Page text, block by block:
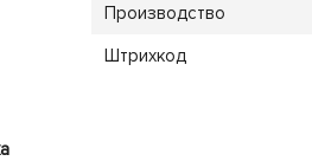
Производство
Штрихкод